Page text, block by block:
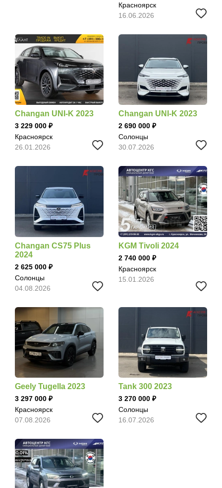
Красноярск
16.06.2026
Changan UNI-K 2023
3 229 000
Красноярск
26.01.2026
Changan UNI-K 2023
2 690 000
Солонцы
30.07.2026
Changan CS75 Plus
2024
2 625 000
Солонцы
04.08.2026
KGM Tivoli 2024
2 740 000
Красноярск
15.01.2026
Geely Tugella 2023
3 297 000
Красноярск
07.08.2026
Tank 300 2023
3 270 000
Солонцы
16.07.2026